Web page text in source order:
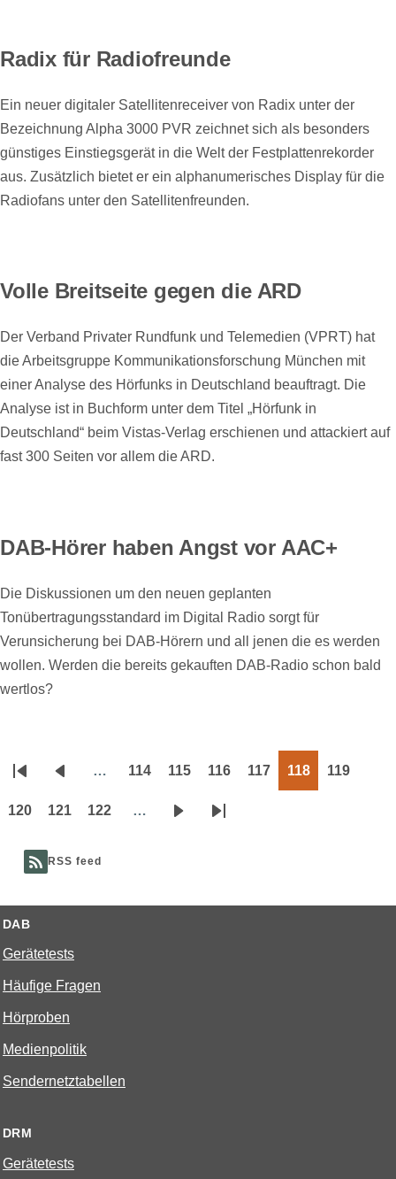
Radix für Radiofreunde
Ein neuer digitaler Satellitenreceiver von Radix unter der
Bezeichnung Alpha 3000 PVR zeichnet sich als besonders
günstiges Einstiegsgerät in die Welt der Festplattenrekorder
aus. Zusätzlich bietet er ein alphanumerisches Display für die
Radiofans unter den Satellitenfreunden.
Volle Breitseite gegen die ARD
Der Verband Privater Rundfunk und Telemedien (VPRT) hat
die Arbeitsgruppe Kommunikationsforschung München mit
einer Analyse des Hörfunks in Deutschland beauftragt. Die
Analyse ist in Buchform unter dem Titel „Hörfunk in
Deutschland“ beim Vistas-Verlag erschienen und attackiert auf
fast 300 Seiten vor allem die ARD.
DAB-Hörer haben Angst vor AAC+
Die Diskussionen um den neuen geplanten
Tonübertragungsstandard im Digital Radio sorgt für
Verunsicherung bei DAB-Hörern und all jenen die es werden
wollen. Werden die bereits gekauften DAB-Radio schon bald
wertlos?
Seitennummerierung
Erste
Seite
Vorherige
Seite
… 114 115 116 117 118 119
120 121 122 …
NächsteLetzte
RSS feed
DAB
Gerätetests
Häufige Fragen
Hörproben
Medienpolitik
Sendernetztabellen
DRM
Gerätetests